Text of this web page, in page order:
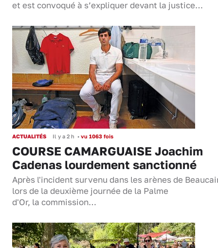
et est convoqué à s’expliquer devant la justice…
ACTUALITÉS Il y a 2 h • vu 1063 fois
COURSE CAMARGUAISE Joachim
Cadenas lourdement sanctionné
Après l'incident survenu dans les arènes de
lors de la deuxième journée de la Palme
d'Or, la commission…